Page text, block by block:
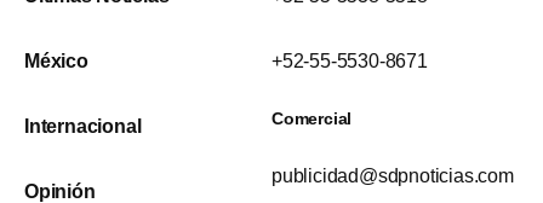
México
Internacional
Opinión
+52-55-5530-8671
Comercial
publicidad@sdpnoticias.com